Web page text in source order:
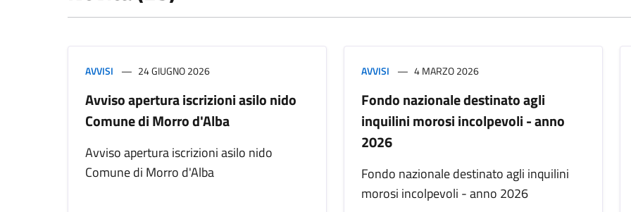
AVVISI 24 GIUGNO 2026
Avviso apertura iscrizioni asilo nido
Comune di Morro d'Alba
Avviso apertura iscrizioni asilo nido
Comune di Morro d'Alba
AVVISI 4 MARZO 2026
Fondo nazionale destinato agli
inquilini morosi incolpevoli - anno
2026
Fondo nazionale destinato agli inquilini
morosi incolpevoli - anno 2026